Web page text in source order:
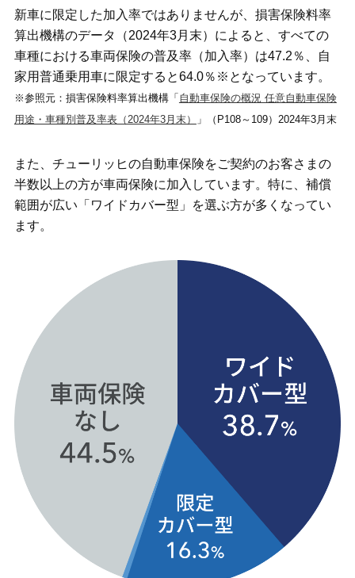
新車購入時は必要に応じて車両保険に加
入しよう
新車に限定した加入率ではありませんが、損害保険料率
算出機構のデータ（2024年3月末）によると、すべての
車種における車両保険の普及率（加入率）は47.2％、自
家用普通乗用車に限定すると64.0％※となっています。
※参照元：損害保険料率算出機構「 自動車保険の概況 任意自動車保険
用途・車種別普及率表（2024年3月末）
」（P108～109）2024年3月末
また、チューリッヒの自動車保険をご契約のお客さまの
半数以上の方が車両保険に加入しています。特に、補償
範囲が広い「ワイドカバー型」を選ぶ方が多くなってい
ます。